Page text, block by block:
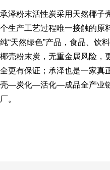
承泽粉末活性炭采用天然椰子
个生产工艺过程唯一接触的原
纯“天然绿色”产品，食品、饮
椰壳粉末炭，无重金属风险，
全更有保证；承泽也是一家真
壳—炭化—活化—成品全产业
厂。